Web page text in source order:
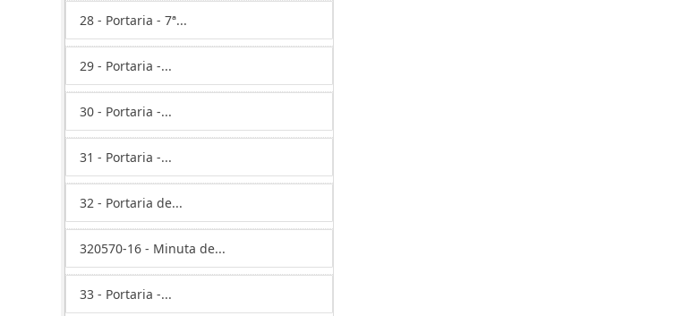
28 - Portaria - 7ª...
29 - Portaria -...
30 - Portaria -...
31 - Portaria -...
32 - Portaria de...
320570-16 - Minuta de...
33 - Portaria -...